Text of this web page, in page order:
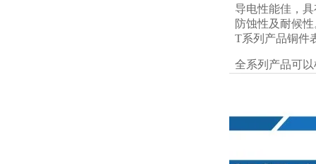
导电性能佳，
防蚀性及耐候性
T系列产品铜件
全系列产品可